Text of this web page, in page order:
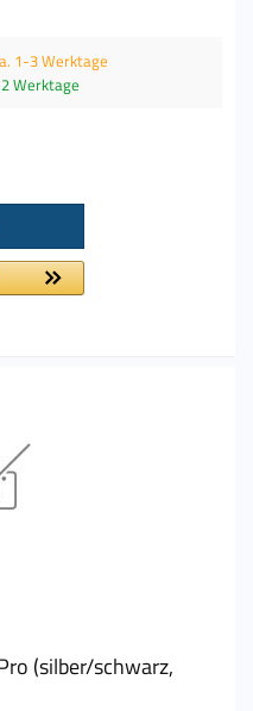
1-3 Werktage
Werktage
(silber/schwarz,